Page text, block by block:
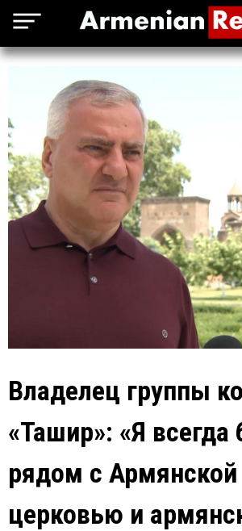
Владелец группы
«Ташир»: «Я всегда
рядом с Армянской
церковью и